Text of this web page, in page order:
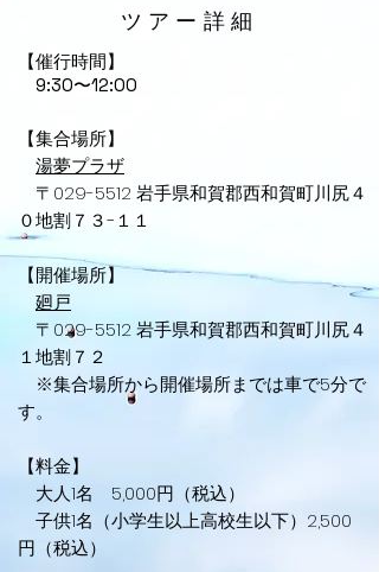
​ツアー詳細
【催行時間】
9:30〜12:00
【集合場所】
湯夢プラザ
〒029-5512 岩手県和賀郡西和賀町川尻４
０地割７３−１１
【開催場所】
廻戸
〒029-5512 岩手県和賀郡西和賀町川尻４
１地割７２
​ ※集合場所から開催場所までは車で5分で
す。
【料金】
大人1名 5,000円（税込）
子供1名（小学生以上高校生以下）2,500
円（税込）